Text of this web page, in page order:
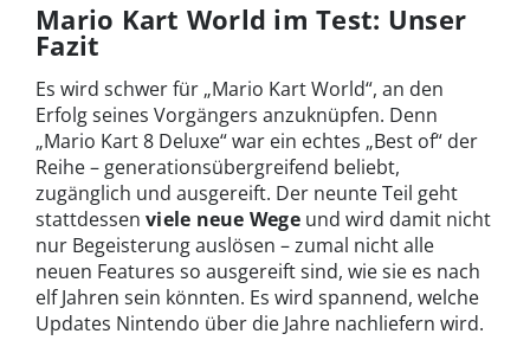
Mario Kart World im Test: Unser
Fazit
Es wird schwer für „Mario Kart World“, an den
Erfolg seines Vorgängers anzuknüpfen. Denn
„Mario Kart 8 Deluxe“ war ein echtes „Best of“ der
Reihe – generationsübergreifend beliebt,
zugänglich und ausgereift. Der neunte Teil geht
stattdessen viele neue Wegeund wird damit nicht
nur Begeisterung auslösen – zumal nicht alle
neuen Features so ausgereift sind, wie sie es nach
elf Jahren sein könnten. Es wird spannend, welche
Updates Nintendo über die Jahre nachliefern wird.